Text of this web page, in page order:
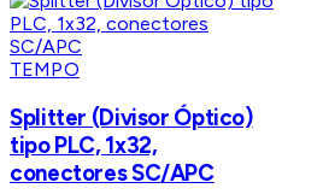
TEMPO
Splitter (Divisor Óptico)
tipo PLC, 1x32,
conectores SC/APC